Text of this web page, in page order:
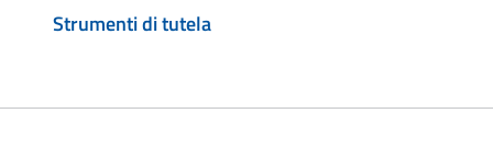
Strumenti di tutela